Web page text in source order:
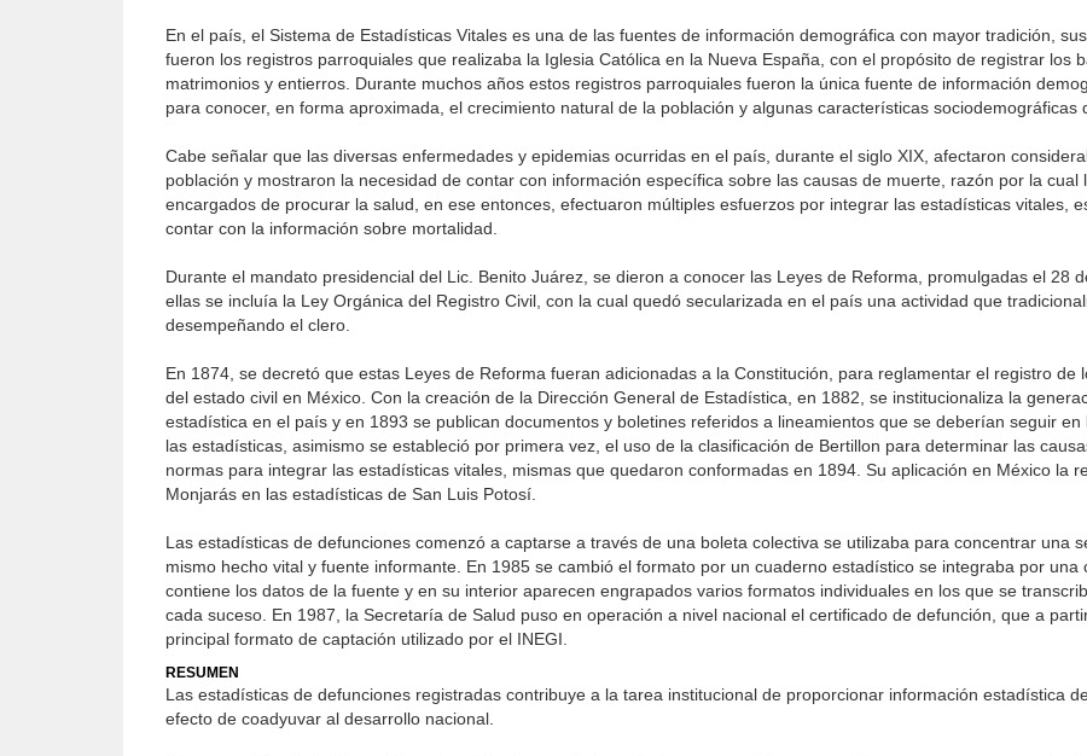
En el país, el Sistema de Estadísticas Vitales es una de las fuentes de información demográfica con mayor tradición,
fueron los registros parroquiales que realizaba la Iglesia Católica en la Nueva España, con el propósito de registrar los
matrimonios y entierros. Durante muchos años estos registros parroquiales fueron la única fuente de información
para conocer, en forma aproximada, el crecimiento natural de la población y algunas características sociodemográficas
Cabe señalar que las diversas enfermedades y epidemias ocurridas en el país, durante el siglo XIX, afectaron
población y mostraron la necesidad de contar con información específica sobre las causas de muerte, razón por la cual
encargados de procurar la salud, en ese entonces, efectuaron múltiples esfuerzos por integrar las estadísticas vitales,
contar con la información sobre mortalidad.
Durante el mandato presidencial del Lic. Benito Juárez, se dieron a conocer las Leyes de Reforma, promulgadas el 28
ellas se incluía la Ley Orgánica del Registro Civil, con la cual quedó secularizada en el país una actividad que
desempeñando el clero.
En 1874, se decretó que estas Leyes de Reforma fueran adicionadas a la Constitución, para reglamentar el registro de
del estado civil en México. Con la creación de la Dirección General de Estadística, en 1882, se institucionaliza la
estadística en el país y en 1893 se publican documentos y boletines referidos a lineamientos que se deberían seguir en
las estadísticas, asimismo se estableció por primera vez, el uso de la clasificación de Bertillon para determinar las
normas para integrar las estadísticas vitales, mismas que quedaron conformadas en 1894. Su aplicación en México la
Monjarás en las estadísticas de San Luis Potosí.
Las estadísticas de defunciones comenzó a captarse a través de una boleta colectiva se utilizaba para concentrar una
mismo hecho vital y fuente informante. En 1985 se cambió el formato por un cuaderno estadístico se integraba por una
contiene los datos de la fuente y en su interior aparecen engrapados varios formatos individuales en los que se
cada suceso. En 1987, la Secretaría de Salud puso en operación a nivel nacional el certificado de defunción, que a
principal formato de captación utilizado por el INEGI.
RESUMEN
Las estadísticas de defunciones registradas contribuye a la tarea institucional de proporcionar información estadística
efecto de coadyuvar al desarrollo nacional.